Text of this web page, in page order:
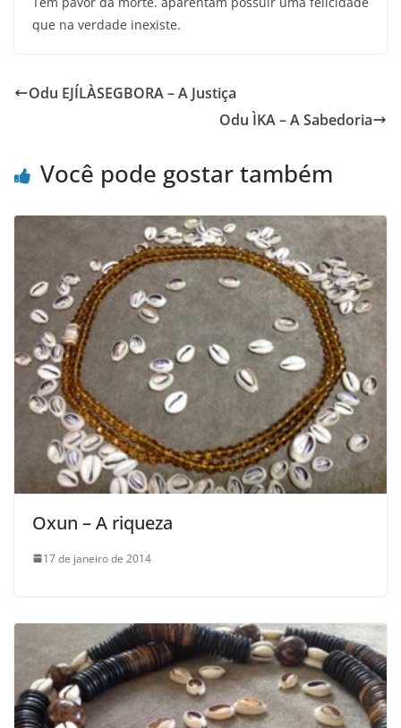
que na verdade inexiste.
Odu EJÍLÀSEGBORA – A Justiça
Odu ÌKA – A Sabedoria
Você pode gostar também
Oxun – A riqueza
17 de janeiro de 2014